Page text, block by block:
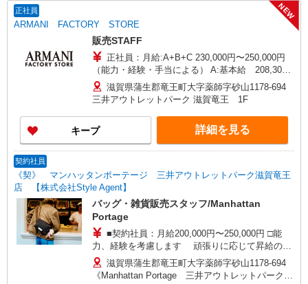
正社員
ARMANI FACTORY STORE
NEW
販売STAFF
正社員：月給:A+B+C 230,000円〜250,000円
（能力・経験・手当による） A:基本給 208,300
円〜226,400円（能力・経験等による） B：定額的
に支払われる手当 ※役職、転勤の有無や扶養の有
無により変動 役職手当,職務手当,扶養手当,遠隔地
手当 C:固定残業代あり （21,700円〜23,600円）
※固定残業代に関する特記事項※ 時間外労働の有
無にかかわらず固定残業代をお支払いいたしま
外労働は追加で支給。 試用期間：3ヶ月時給1,200
円
滋賀県蒲生郡竜王町大字薬師字砂山1178-694
三井アウトレットパーク 滋賀竜王 1F
キープ 詳細を見る
契約社員
《契》 マンハッタンポーテージ 三井アウトレットパーク滋賀竜王
店 【株式会社Style Agent】
バッグ・雑貨販売スタッフ/Manhattan
Portage
■契約社員：月給200,000円〜250,000円 □能
力、経験を考慮します 頑張りに応じて昇給の可
能性あり □別途交通費全額支給 □役職任用時、各
種手当あり
滋賀県蒲生郡竜王町大字薬師字砂山1178-694
《Manhattan Portage 三井アウトレットパーク滋